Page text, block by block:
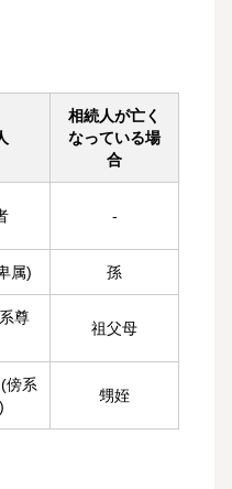
相続人が亡く
なっている場
合
-
属) 孫
尊
祖父母
傍系
甥姪